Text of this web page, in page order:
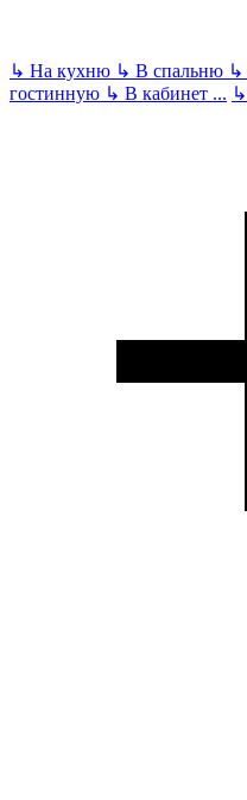
↳ На кухню ↳ В спальню ↳
гостинную ↳ В кабинет ... ↳